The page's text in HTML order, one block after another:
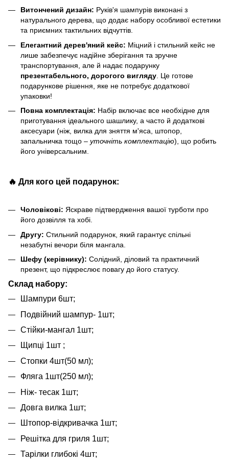
Витончений дизайн: Руків'я шампурів виконані з
натурального дерева, що додає набору особливої естетики
та приємних тактильних відчуттів.
Елегантний дерев'яний кейс: Міцний і стильний кейс не
лише забезпечує надійне зберігання та зручне
транспортування, але й надає подарунку
презентабельного, дорогого вигляду . Це готове
подарункове рішення, яке не потребує додаткової
упаковки!
Повна комплектація: Набір включає все необхідне для
приготування ідеального шашлику, а часто й додаткові
аксесуари (ніж, вилка для зняття м'яса, штопор,
запальничка тощо – уточніть комплектацію), що робить
його універсальним.
🔥 Для кого цей подарунок:
Чоловікові: Яскраве підтвердження вашої турботи про
його дозвілля та хобі.
Другу: Стильний подарунок, який гарантує спільні
незабутні вечори біля мангала.
Шефу (керівнику): Солідний, діловий та практичний
презент, що підкреслює повагу до його статусу.
Склад набору:
Шампури 6шт;
Подвійний шампур- 1шт;
Стійки-мангал 1шт;
Щипці 1шт ;
Стопки 4шт(50 мл);
Фляга 1шт(250 мл);
Ніж- тесак 1шт;
Довга вилка 1шт;
Штопор-відкривачка 1шт;
Решітка для гриля 1шт;
Тарілки глибокі 4шт;